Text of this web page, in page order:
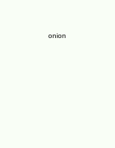
onion